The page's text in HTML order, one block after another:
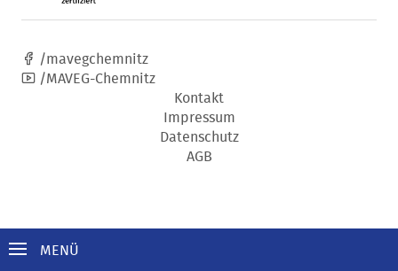
MENÜ
/mavegchemnitz
/MAVEG-Chemnitz
Kontakt
Impressum
Datenschutz
AGB